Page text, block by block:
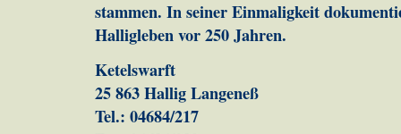
stammen. In seiner Einmaligkeit
Halligleben vor 250 Jahren.
Ketelswarft
25 863 Hallig Langeneß
Tel.: 04684/217